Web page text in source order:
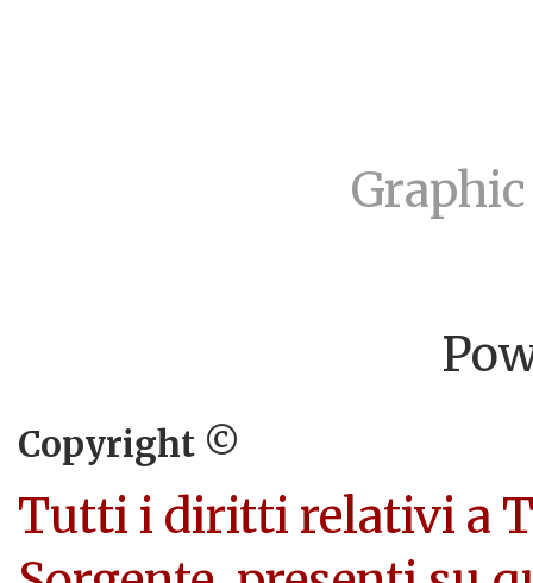
Copyright ©
Tutti i diritti relativi a